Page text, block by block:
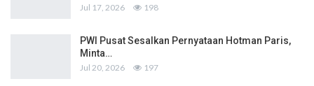
Jul 17, 2026 198
PWI Pusat Sesalkan Pernyataan Hotman Paris,
Minta…
Jul 20, 2026 197